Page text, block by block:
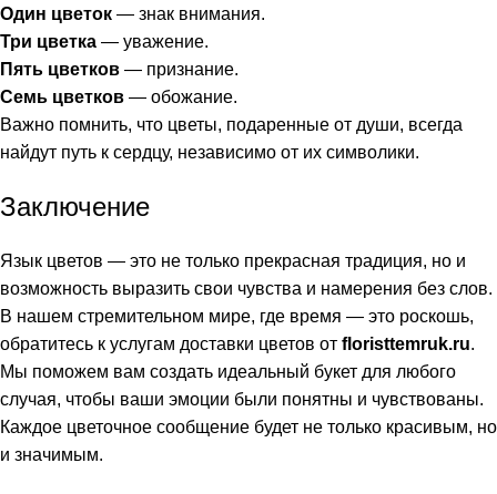
Один цветок — знак внимания.
Три цветка — уважение.
Пять цветков — признание.
Семь цветков — обожание.
Важно помнить, что цветы, подаренные от души, всегда
найдут путь к сердцу, независимо от их символики.
Заключение
Язык цветов — это не только прекрасная традиция, но и
возможность выразить свои чувства и намерения без слов.
В нашем стремительном мире, где время — это роскошь,
обратитесь к услугам доставки цветов от floristtemruk.ru.
Мы поможем вам создать идеальный букет для любого
случая, чтобы ваши эмоции были понятны и чувствованы.
Каждое цветочное сообщение будет не только красивым, но
и значимым.